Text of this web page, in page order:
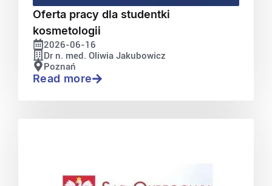
Oferta pracy dla studentki
kosmetologii
2026-06-16
Dr n. med. Oliwia Jakubowicz
Poznań
Read more